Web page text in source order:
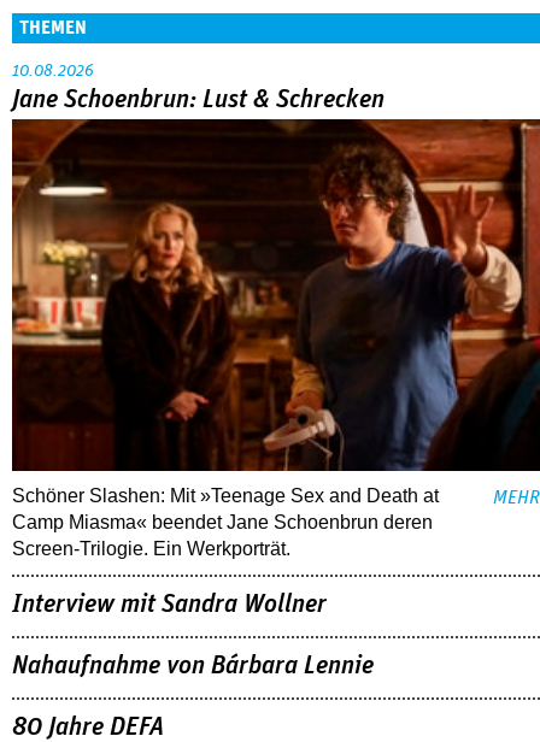
THEMEN
10.08.2026
Jane Schoenbrun: Lust & Schrecken
Schöner Slashen: Mit »Teenage Sex and Death at
Camp Miasma« beendet Jane Schoenbrun deren
Screen-Trilogie. Ein Werkporträt.
MEHR
Interview mit Sandra Wollner
Nahaufnahme von Bárbara Lennie
80 Jahre DEFA